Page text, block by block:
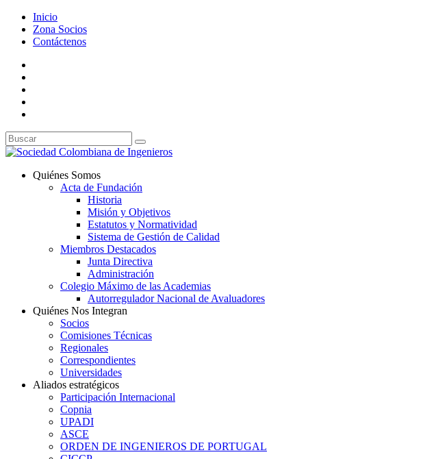
Inicio
Zona Socios
Contáctenos
Quiénes Somos
Acta de Fundación
Historia
Misión y Objetivos
Estatutos y Normatividad
Sistema de Gestión de Calidad
Miembros Destacados
Junta Directiva
Administración
Colegio Máximo de las Academias
Autorregulador Nacional de Avaluadores
Quiénes Nos Integran
Socios
Comisiones Técnicas
Regionales
Correspondientes
Universidades
Aliados estratégicos
Participación Internacional
Copnia
UPADI
ASCE
ORDEN DE INGENIEROS DE PORTUGAL